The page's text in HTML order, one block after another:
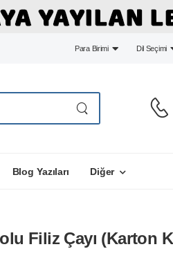
Para Birimi Dil Seçimi
Blog Yazıları Diğer
Filiz Çayı (Karton